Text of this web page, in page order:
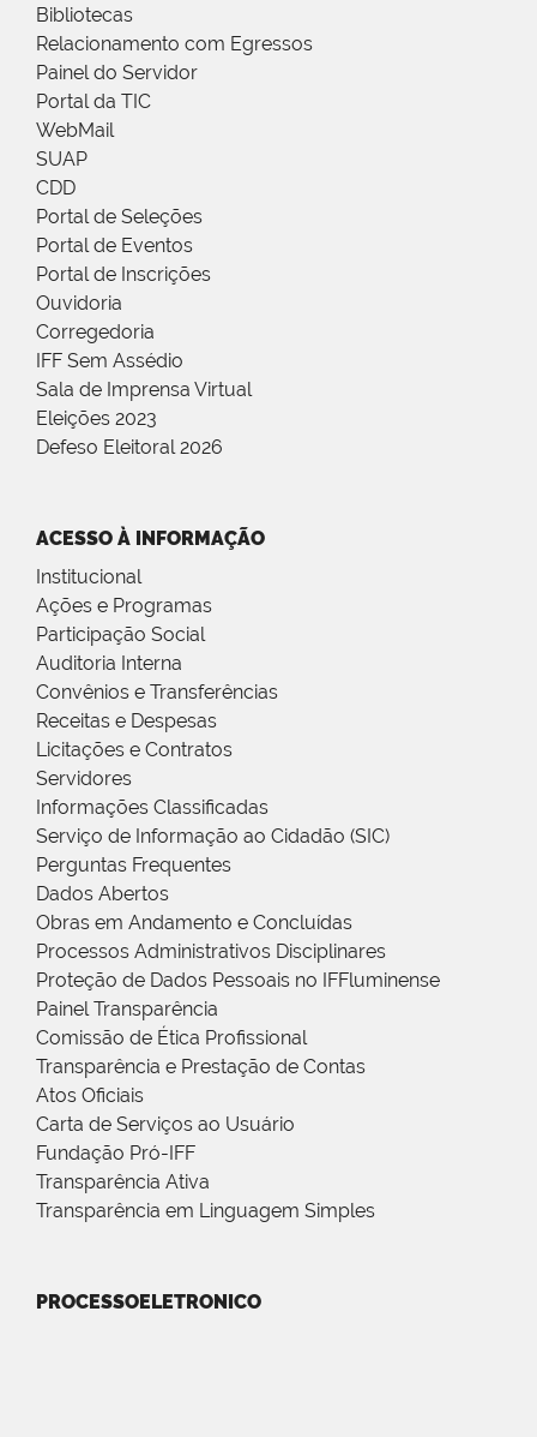
Bibliotecas
Relacionamento com Egressos
Painel do Servidor
Portal da TIC
WebMail
SUAP
CDD
Portal de Seleções
Portal de Eventos
Portal de Inscrições
Ouvidoria
Corregedoria
IFF Sem Assédio
Sala de Imprensa Virtual
Eleições 2023
Defeso Eleitoral 2026
ACESSO À INFORMAÇÃO
Institucional
Ações e Programas
Participação Social
Auditoria Interna
Convênios e Transferências
Receitas e Despesas
Licitações e Contratos
Servidores
Informações Classificadas
Serviço de Informação ao Cidadão (SIC)
Perguntas Frequentes
Dados Abertos
Obras em Andamento e Concluídas
Processos Administrativos Disciplinares
Proteção de Dados Pessoais no IFFluminense
Painel Transparência
Comissão de Ética Profissional
Transparência e Prestação de Contas
Atos Oficiais
Carta de Serviços ao Usuário
Fundação Pró-IFF
Transparência Ativa
Transparência em Linguagem Simples
PROCESSOELETRONICO